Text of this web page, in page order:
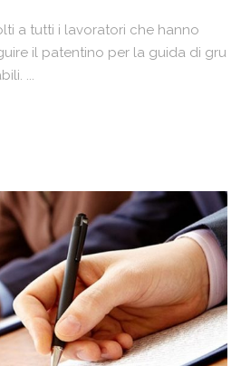
a tutti i lavoratori che hanno
il patentino per la guida di gru
...